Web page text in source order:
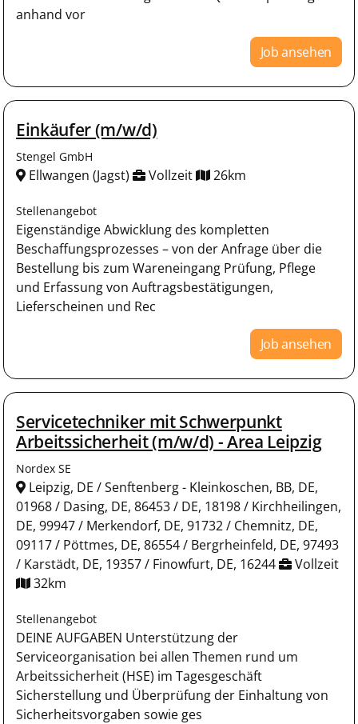
anhand vor
Job ansehen
Einkäufer (m/w/d)
Stengel GmbH
Ellwangen (Jagst) Vollzeit 26km
Stellenangebot
Eigenständige Abwicklung des kompletten
Beschaffungsprozesses – von der Anfrage über die
Bestellung bis zum Wareneingang Prüfung, Pflege
und Erfassung von Auftragsbestätigungen,
Lieferscheinen und Rec
Job ansehen
Servicetechniker mit Schwerpunkt
Arbeitssicherheit (m/w/d) - Area Leipzig
Nordex SE
Leipzig, DE / Senftenberg - Kleinkoschen, BB, DE,
01968 / Dasing, DE, 86453 / DE, 18198 / Kirchheilingen,
DE, 99947 / Merkendorf, DE, 91732 / Chemnitz, DE,
09117 / Pöttmes, DE, 86554 / Bergrheinfeld, DE, 97493
/ Karstädt, DE, 19357 / Finowfurt, DE, 16244
Vollzeit
32km
Stellenangebot
DEINE AUFGABEN Unterstützung der
Serviceorganisation bei allen Themen rund um
Arbeitssicherheit (HSE) im Tagesgeschäft
Sicherstellung und Überprüfung der Einhaltung von
Sicherheitsvorgaben sowie ges